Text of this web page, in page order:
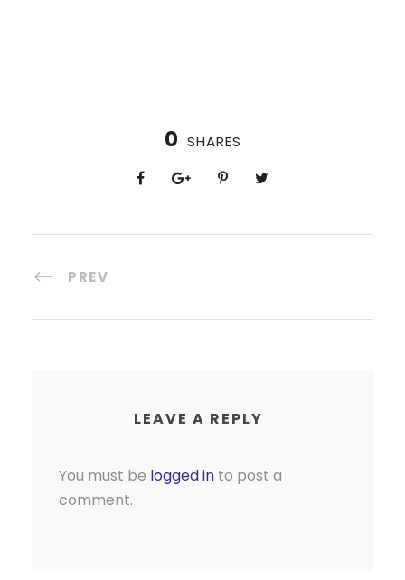
0 SHARES
PREV
LEAVE A REPLY
You must be logged in to post a
comment.